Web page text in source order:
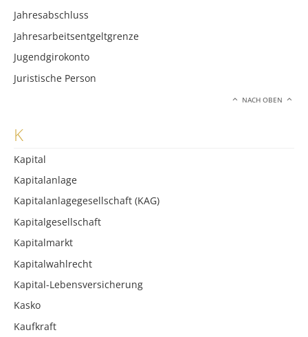
Jahresabschluss
Jahresarbeitsentgeltgrenze
Jugendgirokonto
Juristische Person
NACH OBEN
K
Kapital
Kapitalanlage
Kapitalanlagegesellschaft (KAG)
Kapitalgesellschaft
Kapitalmarkt
Kapitalwahlrecht
Kapital-Lebensversicherung
Kasko
Kaufkraft